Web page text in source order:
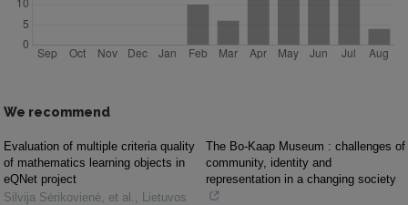
We recommend
Evaluation of multiple criteria quality
of mathematics learning objects in
eQNet project
Silvija Sėrikovienė, et al.
Lietuvos
The Bo-Kaap Museum : challenges of
community, identity and
representation in a changing society